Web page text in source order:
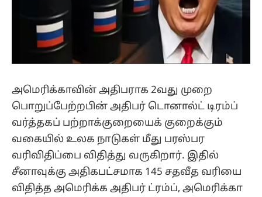
அமெரிக்காவின் அதிபராக 2வது முறை
பொறுப்பேற்றபின் அதிபர் டொனால்ட் டிரம்ப்
வர்த்தகப் பற்றாக்குறையைக் குறைக்கும்
வகையில் உலக நாடுகள் மீது பரஸ்பர
வரிவிதிப்பை விதித்து வருகிறார். இதில்
சீனாவுக்கு அதிகபட்சமாக 145 சதவீத வரியை
விதித்த அமெரிக்க அதிபர் ட்ரம்ப், அமெரிக்கா